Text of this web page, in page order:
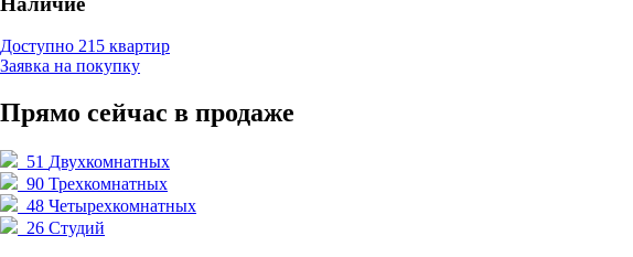
Доступно 215 квартир
Заявка на покупку
Прямо сейчас в продаже
51 Двухкомнатных
90 Трехкомнатных
48 Четырехкомнатных
26 Студий